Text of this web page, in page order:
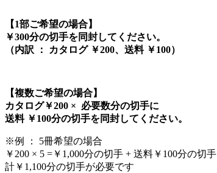
【1部ご希望の場合】
￥300分の切手を同封してください。
（内訳 ： カタログ ￥200、送料 ￥100）
【複数ご希望の場合】
カタログ￥200 × 必要数分の切手に
送料 ￥100分の切手を同封してください。
※例 ： 5冊希望の場合
￥200 × 5 =￥1,000分の切手 + 送料￥100分の切手
計￥1,100分の切手が必要です